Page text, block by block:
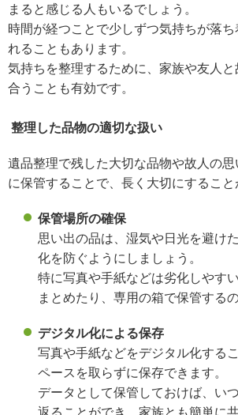
まると感じる人もいるでしょう。
時間が経つことで少しずつ気持ちが落
れることもあります。
気持ちを整理するために、家族や友人と
合うことも有効です。
整理した品物の適切な扱い
遺品整理で残した大切な品物や故人の
に保管することで、長く大切にすること
保管場所の確保
思い出の品は、湿気や日光を避け
化を防ぐようにしましょう。
特に写真や手紙などは劣化しやす
まとめたり、専用の箱で保管する
デジタル化による保存
写真や手紙などをデジタル化する
ペースを取らずに保存できます。
データとして保管しておけば、い
返ることができ、家族とも簡単に